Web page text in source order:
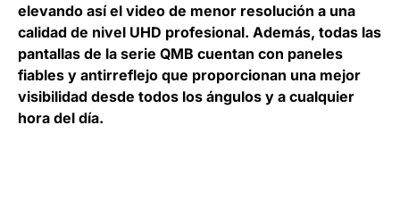
elevando así el video de menor resolución a una
calidad de nivel UHD profesional. Además, todas las
pantallas de la serie QMB cuentan con paneles
fiables y antirreflejo que proporcionan una mejor
visibilidad desde todos los ángulos y a cualquier
hora del día.